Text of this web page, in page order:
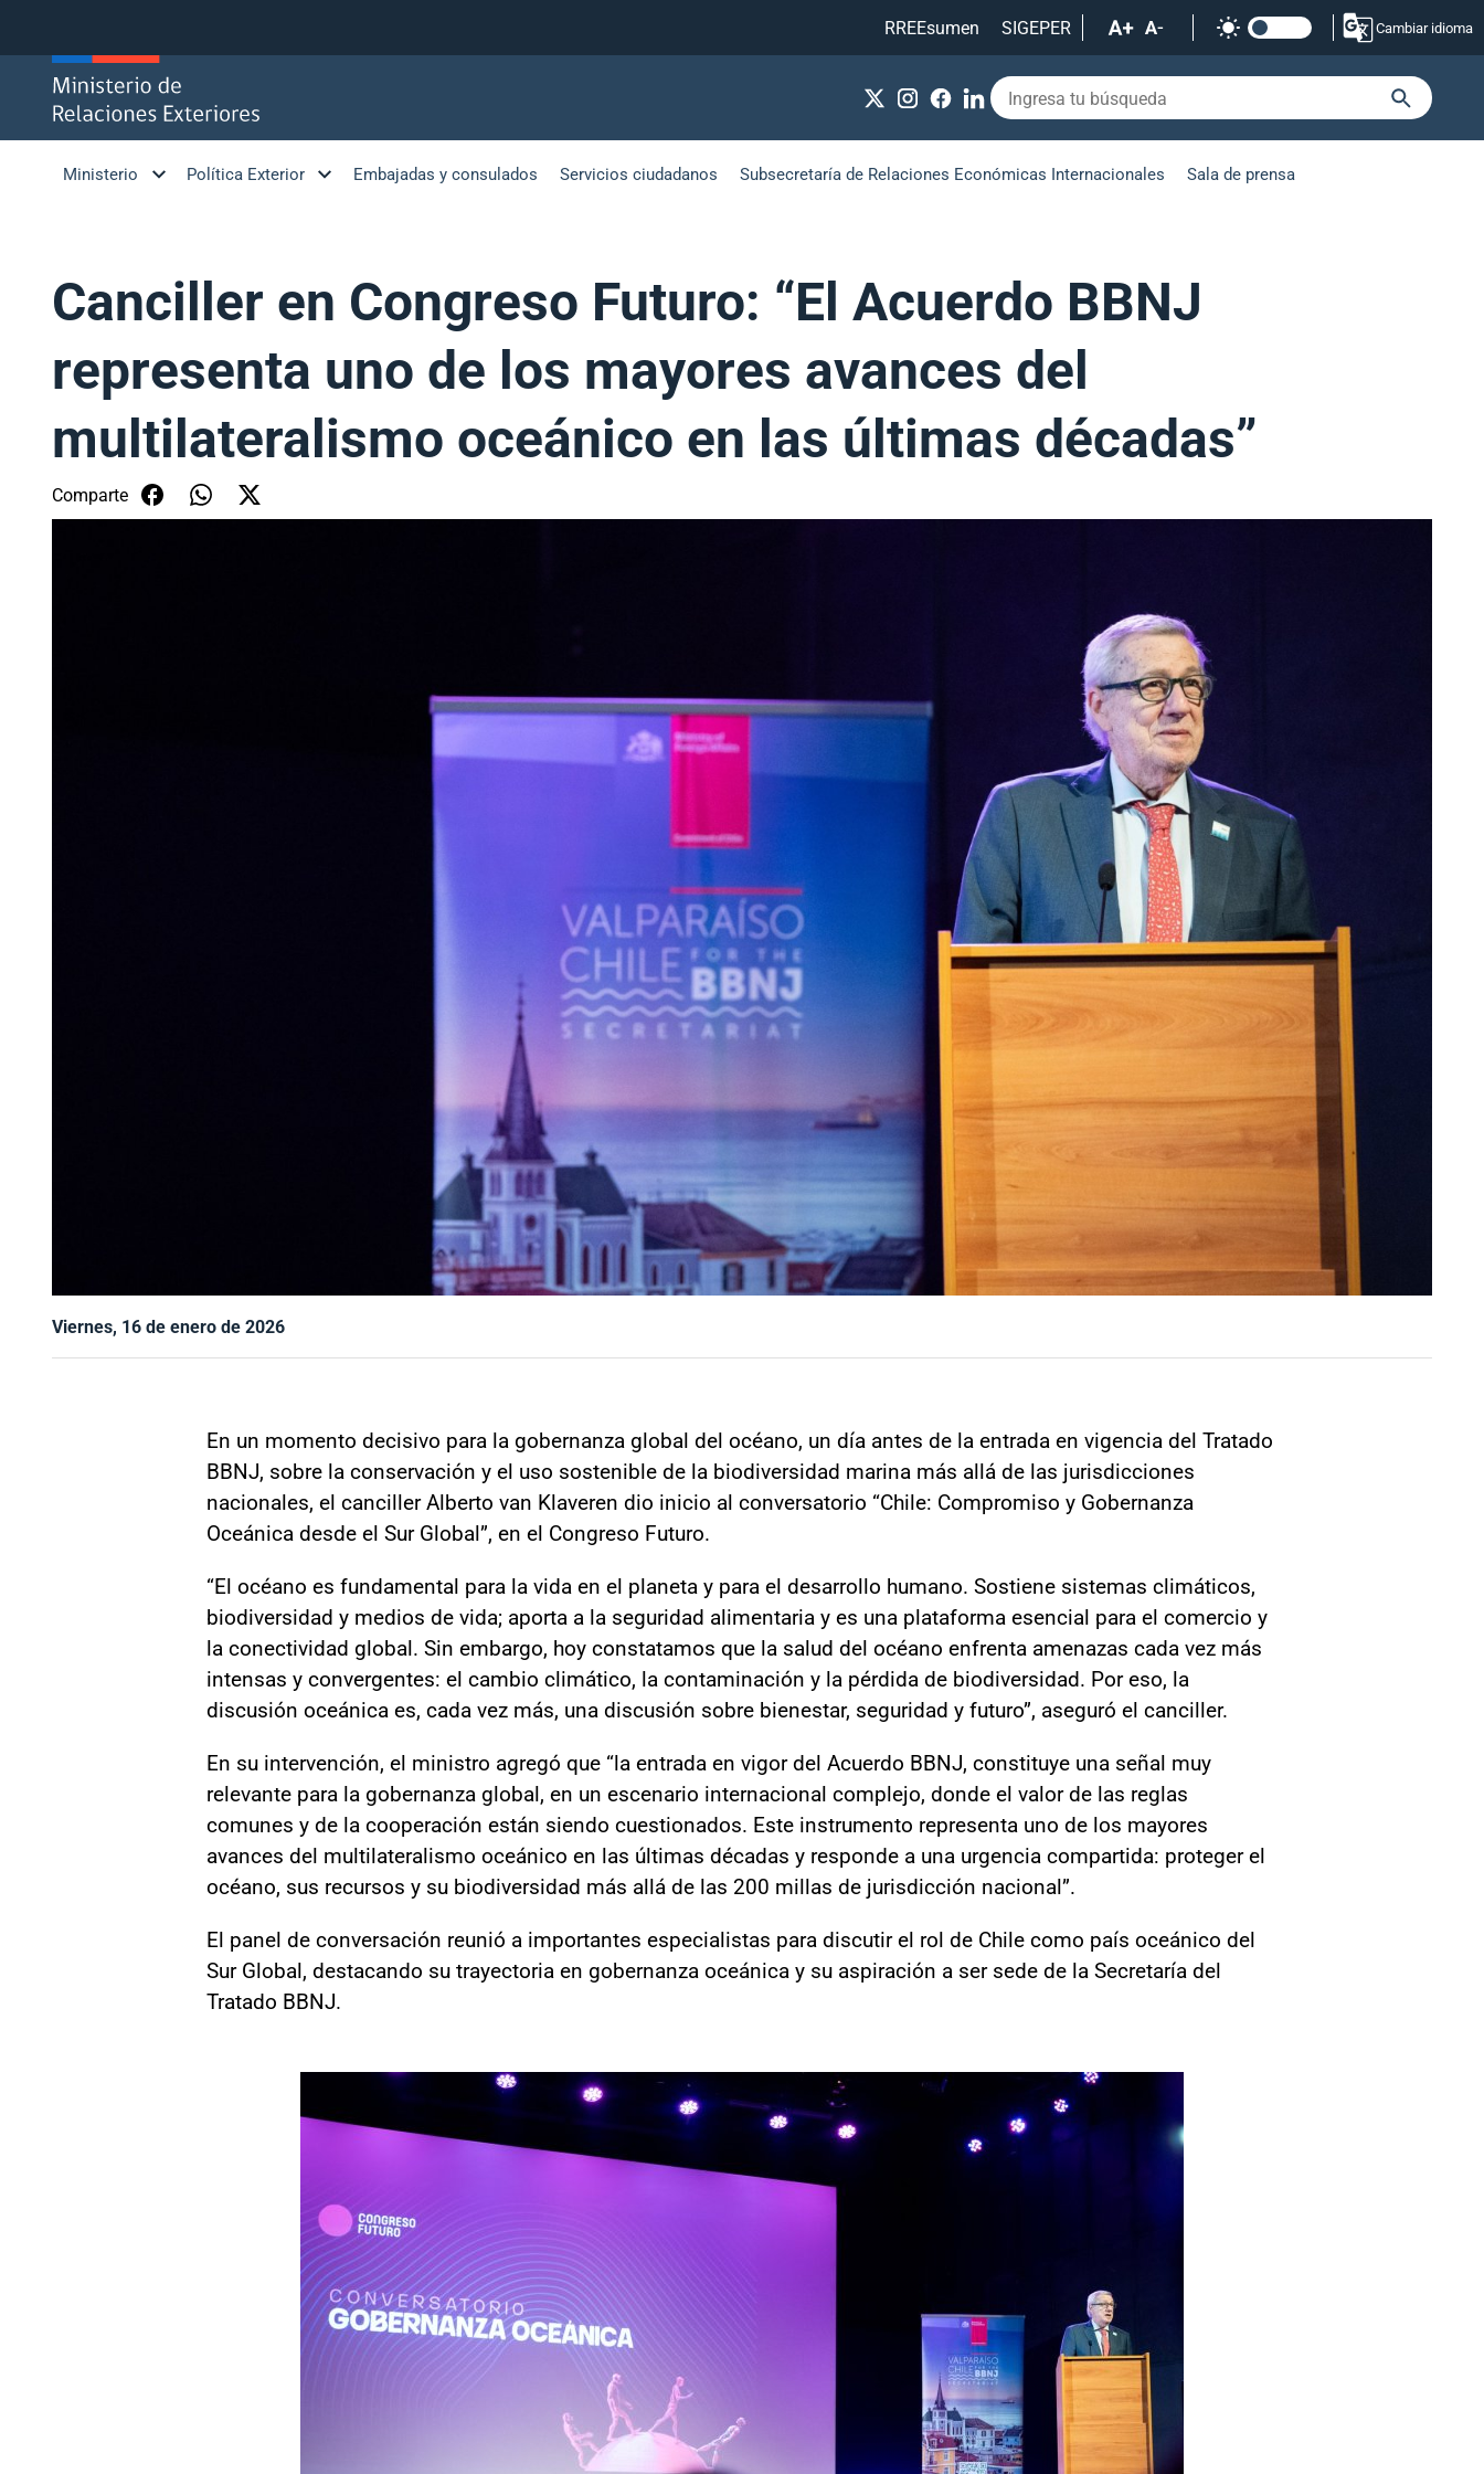
RREEsumen
SIGEPER Cambiar idioma
Ministerio Política Exterior Embajadas y consulados Servicios ciudadanos Subsecretaría de Relaciones Económicas Internacionales Sala de prensa
Canciller en Congreso Futuro: “El Acuerdo BBNJ
representa uno de los mayores avances del
multilateralismo oceánico en las últimas décadas”
Comparte
Viernes, 16 de enero de 2026
En un momento decisivo para la gobernanza global del océano, un día antes de la entrada en vigencia del Tratado
BBNJ, sobre la conservación y el uso sostenible de la biodiversidad marina más allá de las jurisdicciones
nacionales, el canciller Alberto van Klaveren dio inicio al conversatorio “Chile: Compromiso y Gobernanza
Oceánica desde el Sur Global”, en el Congreso Futuro.
“El océano es fundamental para la vida en el planeta y para el desarrollo humano. Sostiene sistemas climáticos,
biodiversidad y medios de vida; aporta a la seguridad alimentaria y es una plataforma esencial para el comercio y
la conectividad global. Sin embargo, hoy constatamos que la salud del océano enfrenta amenazas cada vez más
intensas y convergentes: el cambio climático, la contaminación y la pérdida de biodiversidad. Por eso, la
discusión oceánica es, cada vez más, una discusión sobre bienestar, seguridad y futuro”, aseguró el canciller.
En su intervención, el ministro agregó que “la entrada en vigor del Acuerdo BBNJ, constituye una señal muy
relevante para la gobernanza global, en un escenario internacional complejo, donde el valor de las reglas
comunes y de la cooperación están siendo cuestionados. Este instrumento representa uno de los mayores
avances del multilateralismo oceánico en las últimas décadas y responde a una urgencia compartida: proteger el
océano, sus recursos y su biodiversidad más allá de las 200 millas de jurisdicción nacional”.
El panel de conversación reunió a importantes especialistas para discutir el rol de Chile como país oceánico del
Sur Global, destacando su trayectoria en gobernanza oceánica y su aspiración a ser sede de la Secretaría del
Tratado BBNJ.